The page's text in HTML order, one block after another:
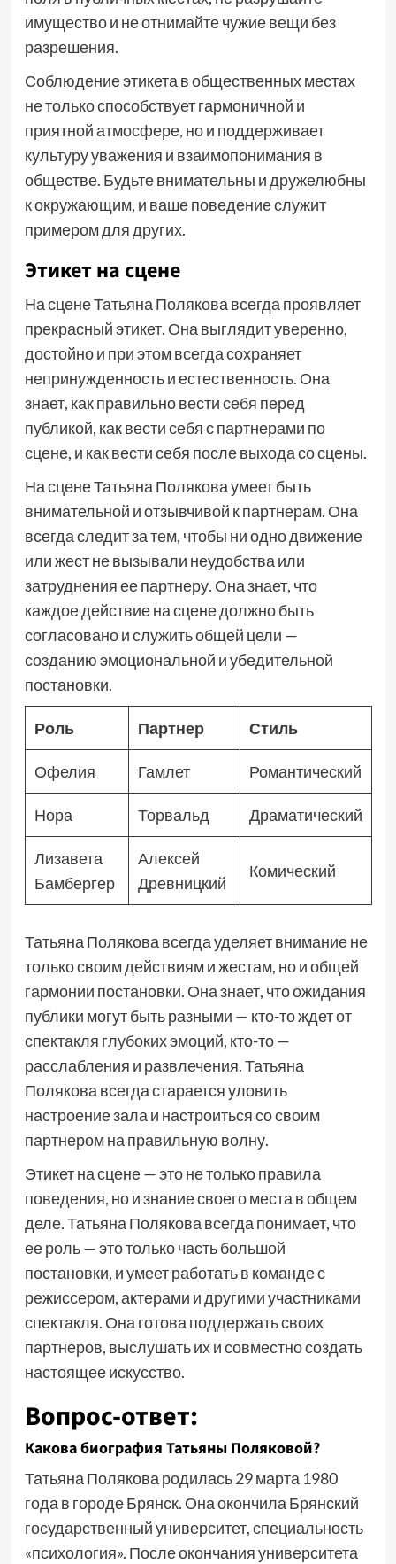
имущество и не отнимайте чужие вещи без
разрешения.
Соблюдение этикета в общественных местах
не только способствует гармоничной и
приятной атмосфере, но и поддерживает
культуру уважения и взаимопонимания в
обществе. Будьте внимательны и дружелюбны
к окружающим, и ваше поведение служит
примером для других.
Этикет на сцене
На сцене Татьяна Полякова всегда проявляет
прекрасный этикет. Она выглядит уверенно,
достойно и при этом всегда сохраняет
непринужденность и естественность. Она
знает, как правильно вести себя перед
публикой, как вести себя с партнерами по
сцене, и как вести себя после выхода со сцены.
На сцене Татьяна Полякова умеет быть
внимательной и отзывчивой к партнерам. Она
всегда следит за тем, чтобы ни одно движение
или жест не вызывали неудобства или
затруднения ее партнеру. Она знает, что
каждое действие на сцене должно быть
согласовано и служить общей цели —
созданию эмоциональной и убедительной
постановки.
Роль Партнер Стиль
Офелия Гамлет Романтический
Нора Торвальд Драматический
Лизавета
Бамбергер
Алексей
Древницкий
Комический
Татьяна Полякова всегда уделяет внимание не
только своим действиям и жестам, но и общей
гармонии постановки. Она знает, что ожидания
публики могут быть разными — кто-то ждет от
спектакля глубоких эмоций, кто-то —
расслабления и развлечения. Татьяна
Полякова всегда старается уловить
настроение зала и настроиться со своим
партнером на правильную волну.
Этикет на сцене — это не только правила
поведения, но и знание своего места в общем
деле. Татьяна Полякова всегда понимает, что
ее роль — это только часть большой
постановки, и умеет работать в команде с
режиссером, актерами и другими участниками
спектакля. Она готова поддержать своих
партнеров, выслушать их и совместно создать
настоящее искусство.
Вопрос-ответ:
Какова биография Татьяны Поляковой?
Татьяна Полякова родилась 29 марта 1980
года в городе Брянск. Она окончила Брянский
государственный университет, специальность
«психология». После окончания университета